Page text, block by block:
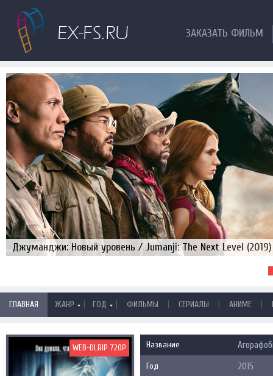
ЗАКАЗАТЬ ФИЛЬМ
Джуманджи: Новый уровень / Jumanji: The Next Level (2019)
ГЛАВНАЯ ЖАНР | ГОД | ФИЛЬМЫ | СЕРИАЛЫ | АНИМЕ |
WEB-DLRIP 720P Название
Год 2015